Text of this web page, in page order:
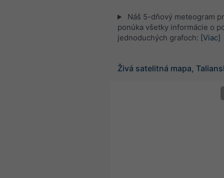
Náš 5-dňový meteogram
ponúka všetky informácie o
jednoduchých grafoch: [Viac]
Živá satelitná mapa,